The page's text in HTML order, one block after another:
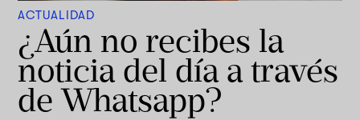
ACTUALIDAD
¿Aún no recibes la
noticia del día a través
de Whatsapp?